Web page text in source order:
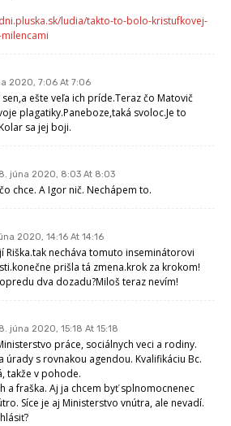
ludia/takto-to-bolo-kristufkovej-
2020, 7:06 At 7:06
ešte veľa ich príde.Teraz čo Matovič
plagatiky.Paneboze,taká svoloc.Je to
sa jej boji.
júna 2020, 8:03 At 8:03
chce. A Igor nič. Nechápem to.
2020, 14:16 At 14:16
Riška.tak necháva tomuto inseminátorovi
prišla tá zmena.krok za krokom!
dva dozadu?Miloš teraz nevím!
júna 2020, 15:18 At 15:18
práce, sociálnych veci a rodiny.
úrady s rovnakou agendou. Kvalifikáciu Bc.
takže v pohode.
a fraška. Aj ja chcem byť splnomocnenec
Síce je aj Ministerstvo vnútra, ale nevadí.